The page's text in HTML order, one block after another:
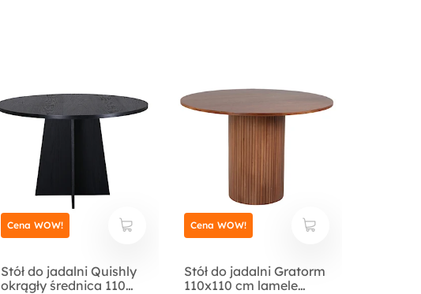
Stół do jadalni Quishly
okrągły średnica 110
Cena WOW!
Stół do jadalni Gratorm
110x110 cm lamele
Cena WOW!